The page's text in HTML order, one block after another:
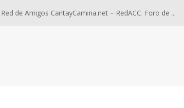
Red de Amigos CantayCamina.net – RedACC. Foro de ...